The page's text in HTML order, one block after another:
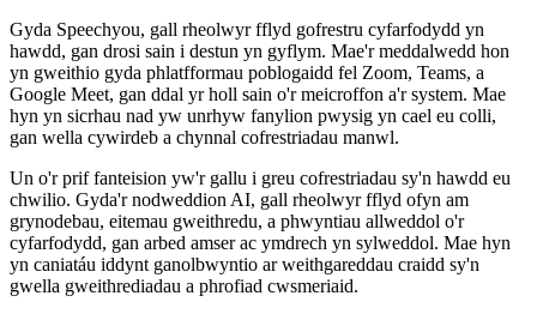
Gyda Speechyou, gall rheolwyr fflyd gofrestru cyfarfodydd yn
hawdd, gan drosi sain i destun yn gyflym. Mae'r meddalwedd hon
yn gweithio gyda phlatfformau poblogaidd fel Zoom, Teams, a
Google Meet, gan ddal yr holl sain o'r meicroffon a'r system. Mae
hyn yn sicrhau nad yw unrhyw fanylion pwysig yn cael eu colli,
gan wella cywirdeb a chynnal cofrestriadau manwl.
Un o'r prif fanteision yw'r gallu i greu cofrestriadau sy'n hawdd eu
chwilio. Gyda'r nodweddion AI, gall rheolwyr fflyd ofyn am
grynodebau, eitemau gweithredu, a phwyntiau allweddol o'r
cyfarfodydd, gan arbed amser ac ymdrech yn sylweddol. Mae hyn
yn caniatáu iddynt ganolbwyntio ar weithgareddau craidd sy'n
gwella gweithrediadau a phrofiad cwsmeriaid.